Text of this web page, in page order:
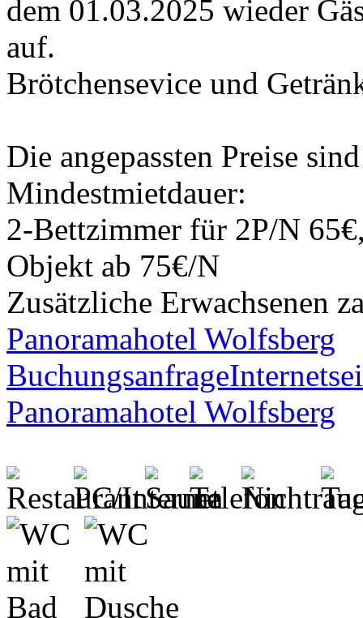
dem 01.03.2025 wieder
auf.
Brötchensevice und
Die angepassten Preise
Mindestmietdauer:
2-Bettzimmer für 2P/N
Objekt ab 75€/N
Zusätzliche Erwachsenen
Panoramahotel Wolfsberg
Buchungsanfrage
Panoramahotel Wolfsberg